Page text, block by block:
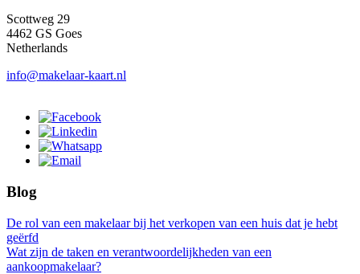
Scottweg 29
4462 GS Goes
Netherlands
info@makelaar-kaart.nl
Blog
De rol van een makelaar bij het verkopen van een huis dat je hebt
geërfd
Wat zijn de taken en verantwoordelijkheden van een
aankoopmakelaar?